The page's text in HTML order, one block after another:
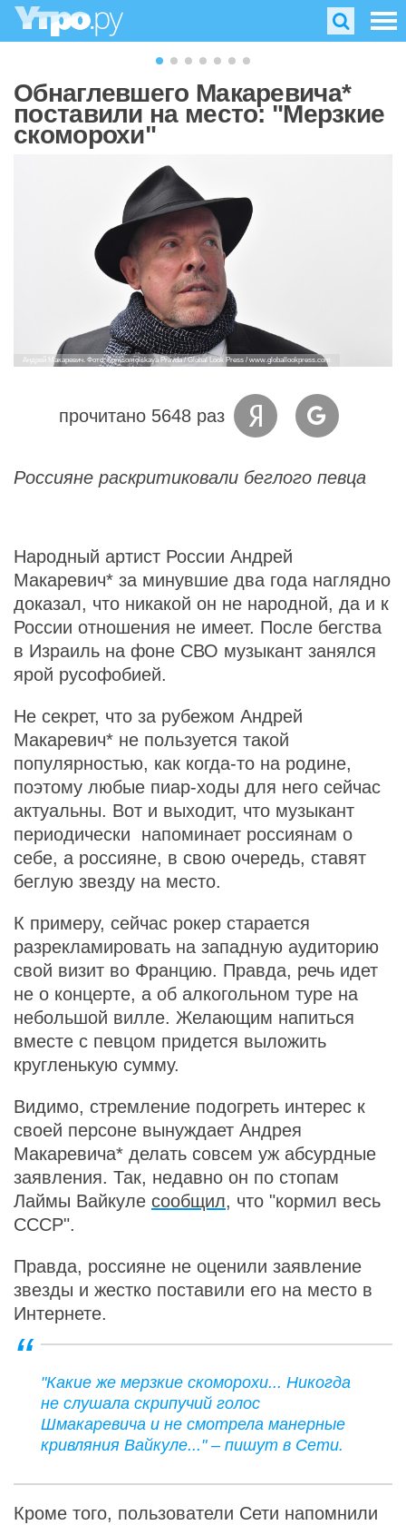
Обнаглевшего Макаревича*
поставили на место: "Мерзкие
скоморохи"
Андрей Макаревич. Фото: Komsomolskaya Pravda / Global Look Press / www.globallookpress.com
прочитано 5648 раз
Россияне раскритиковали беглого певца
Народный артист России Андрей
Макаревич* за минувшие два года наглядно
доказал, что никакой он не народной, да и к
России отношения не имеет. После бегства
в Израиль на фоне СВО музыкант занялся
ярой русофобией.
Не секрет, что за рубежом Андрей
Макаревич* не пользуется такой
популярностью, как когда-то на родине,
поэтому любые пиар-ходы для него сейчас
актуальны. Вот и выходит, что музыкант
периодически напоминает россиянам о
себе, а россияне, в свою очередь, ставят
беглую звезду на место.
К примеру, сейчас рокер старается
разрекламировать на западную аудиторию
свой визит во Францию. Правда, речь идет
не о концерте, а об алкогольном туре на
небольшой вилле. Желающим напиться
вместе с певцом придется выложить
кругленькую сумму.
Видимо, стремление подогреть интерес к
своей персоне вынуждает Андрея
Макаревича* делать совсем уж абсурдные
заявления. Так, недавно он по стопам
Лаймы Вайкуле сообщил, что "кормил весь
СССР".
Правда, россияне не оценили заявление
звезды и жестко поставили его на место в
Интернете.
"Какие же мерзкие скоморохи... Никогда
не слушала скрипучий голос
Шмакаревича и не смотрела манерные
кривляния Вайкуле..." – пишут в Сети.
Кроме того, пользователи Сети напомнили